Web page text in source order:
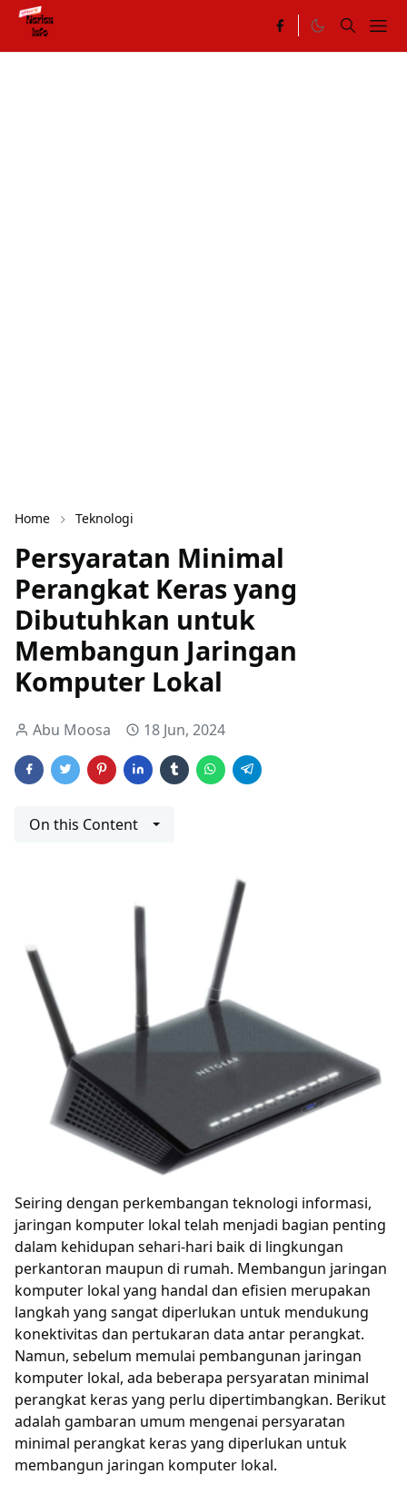
Home Teknologi
Persyaratan Minimal
Perangkat Keras yang
Dibutuhkan untuk
Membangun Jaringan
Komputer Lokal
Abu Moosa 18 Jun, 2024
On this Content
Seiring dengan perkembangan teknologi informasi,
jaringan komputer lokal telah menjadi bagian penting
dalam kehidupan sehari-hari baik di lingkungan
perkantoran maupun di rumah. Membangun jaringan
komputer lokal yang handal dan efisien merupakan
langkah yang sangat diperlukan untuk mendukung
konektivitas dan pertukaran data antar perangkat.
Namun, sebelum memulai pembangunan jaringan
komputer lokal, ada beberapa persyaratan minimal
perangkat keras yang perlu dipertimbangkan. Berikut
adalah gambaran umum mengenai persyaratan
minimal perangkat keras yang diperlukan untuk
membangun jaringan komputer lokal.